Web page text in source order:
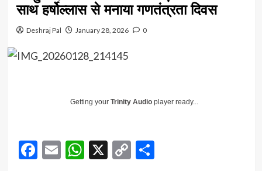
साथ हर्षोल्लास से मनाया गणतंत्रता दिवस
Deshraj Pal January 28, 2026 0
Getting your Trinity Audioplayer ready...
Facebook
EmailWhatsApp
X CopyShare